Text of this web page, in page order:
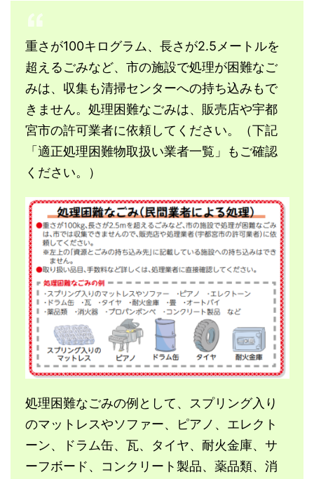
重さが100キログラム、長さが2.5メートルを
超えるごみなど、市の施設で処理が困難なご
みは、収集も清掃センターへの持ち込みもで
きません。処理困難なごみは、販売店や宇都
宮市の許可業者に依頼してください。（下記
「適正処理困難物取扱い業者一覧」もご確認
ください。）
処理困難なごみの例として、スプリング入り
のマットレスやソファー、ピアノ、エレクト
ーン、ドラム缶、瓦、タイヤ、耐火金庫、サ
ーフボード、コンクリート製品、薬品類、消